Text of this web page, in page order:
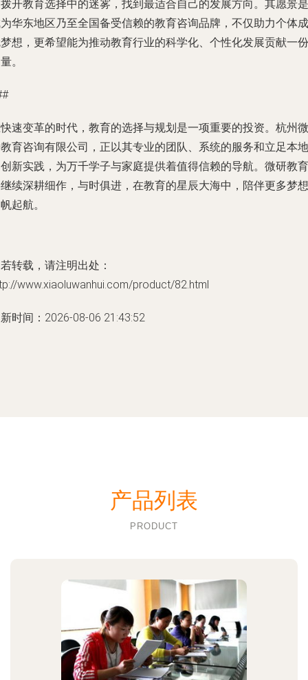
开教育选择中的迷雾，找到最适合自己的发展方向。其愿景是
华东地区乃至全国备受信赖的教育咨询品牌，不仅助力个体成
想，更希望能为推动教育行业的科学化、个性化发展贡献一份
。
速变革的时代，教育的选择与规划是一项重要的投资。杭州微
育咨询有限公司，正以其专业的团队、系统的服务和立足本地
新实践，为万千学子与家庭提供着值得信赖的导航。微研教育
续深耕细作，与时俱进，在教育的星辰大海中，陪伴更多梦想
起航。
转载，请注明出处：
www.xiaoluwanhui.com/product/82.html
时间：2026-08-06 21:43:52
产品列表
PRODUCT